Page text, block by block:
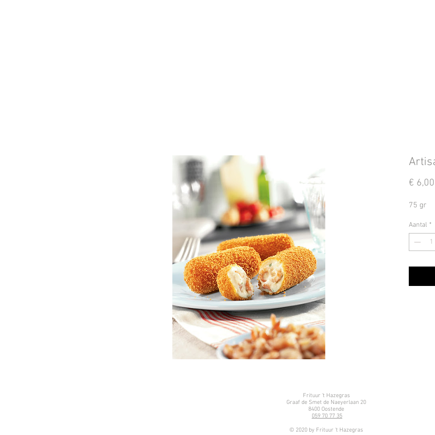
€ 6,00
75 gr
Aantal *
Frituur 't Hazegras
Graaf de Smet de Naeyerlaan 20
8400 Oostende
059 70 77 35
© 2020 by Frituur 't Hazegras